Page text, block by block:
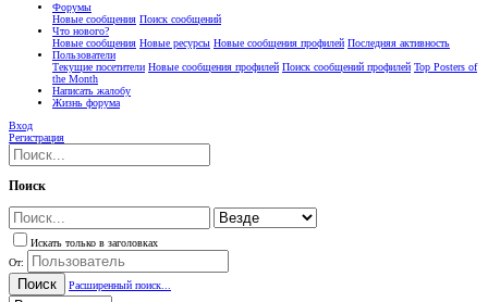
Форумы
Новые сообщения Поиск сообщений
Что нового?
Новые сообщения Новые ресурсы Новые сообщения профилей Последняя активность
Пользователи
Текущие посетители Новые сообщения профилей Поиск сообщений профилей Top Posters of
the Month
Написать жалобу
Жизнь форума
Вход
Регистрация
Поиск
Искать только в заголовках
От:
Поиск Расширенный поиск...